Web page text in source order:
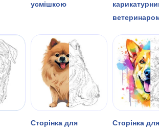
усмішкою
Сторінка для
Сторінка для